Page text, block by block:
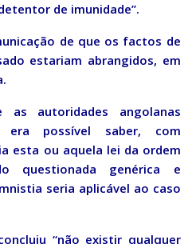
de imunidade”.
de que os factos de
estariam abrangidos, em
autoridades angolanas
era possível saber, com
esta ou aquela lei da ordem
questionada genérica e
seria aplicável ao caso
“não existir qualquer